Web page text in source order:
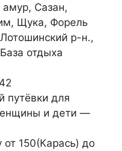
Сазан,
Щука, Форель
р-н.,
отдыха
путёвки для
и дети —
150(Карась) до